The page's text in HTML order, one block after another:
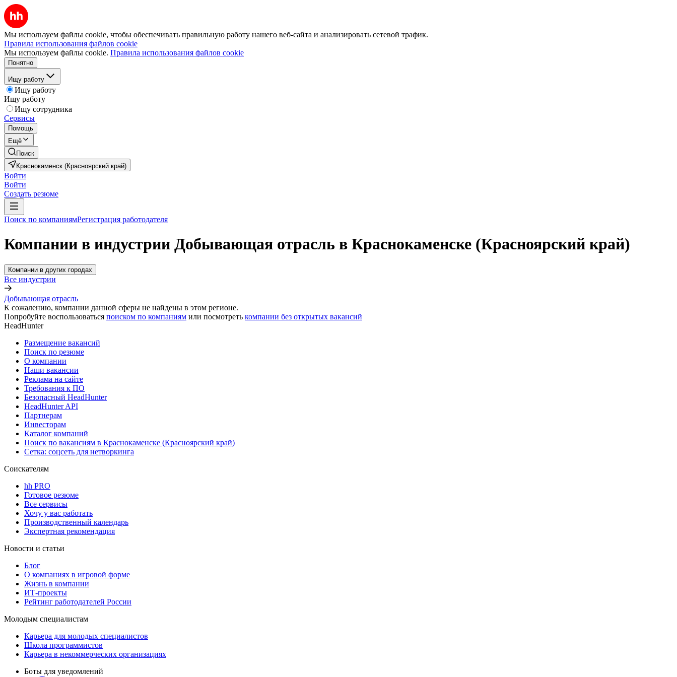
Мы используем файлы cookie, чтобы обеспечивать правильную работу нашего веб-сайта и анализировать сетевой трафик.
Правила использования файлов cookie
Мы используем файлы cookie. Правила использования файлов cookie
Понятно
Ищу работу
Ищу работу
Ищу работу
Ищу сотрудника
Сервисы
Помощь
Ещё
Поиск
Краснокаменск (Красноярский край)
Войти
Войти
Создать резюме
Поиск по компаниямРегистрация работодателя
Компании в индустрии Добывающая отрасль в Краснокаменске (Красноярский край)
Компании в других городах
Все индустрии
Добывающая отрасль
К сожалению, компании данной сферы не найдены в этом регионе.
Попробуйте воспользоваться поиском по компаниям или посмотреть компании без открытых вакансий
HeadHunter
Размещение вакансий
Поиск по резюме
О компании
Наши вакансии
Реклама на сайте
Требования к ПО
Безопасный HeadHunter
HeadHunter API
Партнерам
Инвесторам
Каталог компаний
Поиск по вакансиям в Краснокаменске (Красноярский край)
Сетка: соцсеть для нетворкинга
Соискателям
hh PRO
Готовое резюме
Все сервисы
Хочу у вас работать
Производственный календарь
Экспертная рекомендация
Новости и статьи
Блог
О компаниях в игровой форме
Жизнь в компании
ИТ-проекты
Рейтинг работодателей России
Молодым специалистам
Карьера для молодых специалистов
Школа программистов
Карьера в некоммерческих организациях
Боты для уведомлений